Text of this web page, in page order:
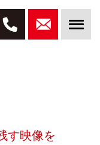
す映像を